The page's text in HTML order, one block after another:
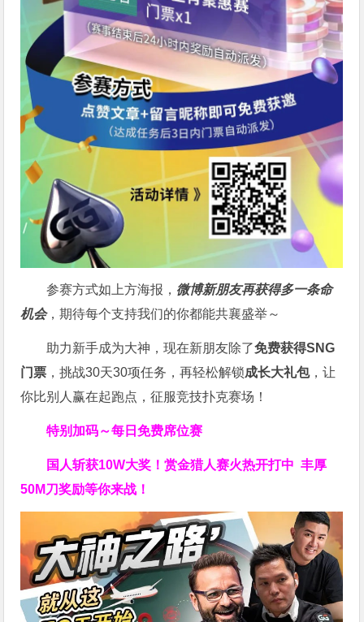
参赛方式如上方海报， 微博新朋友再获得多一条命
机会，期待每个支持我们的你都能共襄盛举～
助力新手成为大神，现在新朋友除了免费获得SNG
门票 ，挑战30天30项任务，再轻松解锁成长大礼包，让
你比别人赢在起跑点，征服竞技扑克赛场！
特别加码～每日免费席位赛
国人斩获10W大奖！赏金猎人赛火热开打中 丰厚
50M刀奖励等你来战！